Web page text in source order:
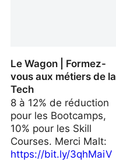
Le Wagon | Formez-
vous aux métiers de la
Tech
8 à 12% de réduction
pour les Bootcamps,
10% pour les Skill
Courses. Merci Malt:
https://bit.ly/3qhMaiV